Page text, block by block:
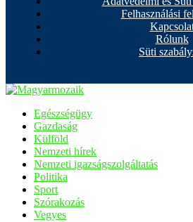
Felhasználási
Rólunk
Süti
Egészségügy
Gazdaság
Külföld
Nemzeti hírek
Nemzeti igazságszolgáltatás
Politika
Sport
Szórakozás
Vegyes